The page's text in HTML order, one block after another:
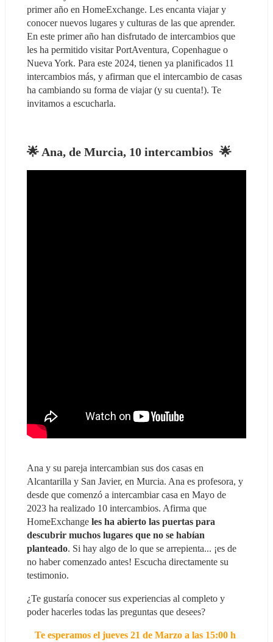
primer año en HomeExchange. Les encanta viajar y
conocer nuevos lugares y culturas de las que aprender.
En este primer año han disfrutado de intercambios que
les ha permitido visitar PortAventura, Copenhague o
Nueva York. Para este 2024, tienen ya planificados 11
intercambios más, y afirman que el intercambio de casas
ha cambiando su forma de viajar (y su cuenta!). Te
invitamos a escucharla.
🌟 Ana, de Murcia, 10 intercambios 🌟
Ana y su pareja intercambian sus dos casas en
Alcantarilla y San Javier, en Murcia. Ana es profesora, y
desde que comenzó a intercambiar casa en Mayo de
2023 ha realizado 10 intercambios. Afirma que
HomeExchange les ha abierto las puertas para
descubrir muchos lugares que no se habían
planteado. Si hay algo de lo que se arrepienta... ¡es de
no haber comenzado antes! Escucha directamente su
testimonio.
¿Te gustaría conocer sus experiencias al completo y
poder hacerles todas las preguntas que desees?
Te esperamos el jueves 21 de Marzo a las 15:00 h